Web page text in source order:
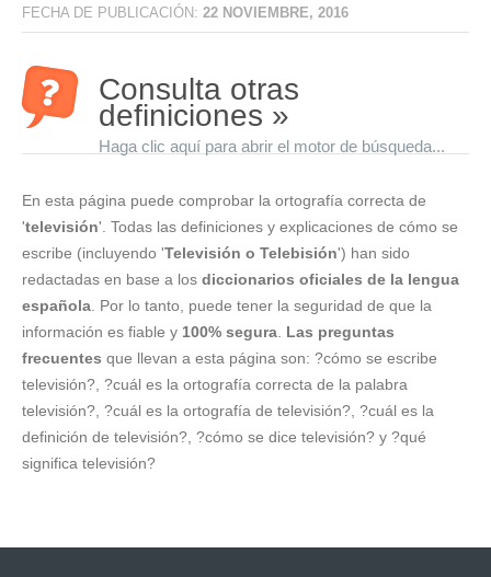
FECHA DE PUBLICACIÓN: 22 NOVIEMBRE, 2016
Consulta otras
definiciones »
Haga clic aquí para abrir el motor de búsqueda...
En esta página puede comprobar la ortografía correcta de
'televisión'. Todas las definiciones y explicaciones de cómo se
escribe (incluyendo 'Televisión o Telebisión') han sido
redactadas en base a los diccionarios oficiales de la lengua
española . Por lo tanto, puede tener la seguridad de que la
información es fiable y 100% segura Las preguntas
frecuentes que llevan a esta página son: ?cómo se escribe
televisión?, ?cuál es la ortografía correcta de la palabra
televisión?, ?cuál es la ortografía de televisión?, ?cuál es la
definición de televisión?, ?cómo se dice televisión? y ?qué
significa televisión?